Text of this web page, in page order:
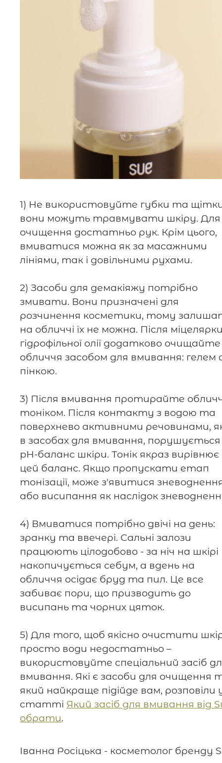
1) Не використовуйте губки та
вони можуть травмувати шкіру. Для
очищення достатньо рук. Крім цього,
вмиватися можна як за масажними
лініями, так і довільними рухами.
2) Засоби для демакіяжу потрібно
змивати. Вони призначені для
розчинення косметики, тому
на обличчі їх не можна. Після
гідрофільної олії додатково очищайте
обличчя засобом для вмивання: гелем
пінкою.
3) Після вмивання протирайте
тоніком. Після контакту з водою та
поверхнево активними речовинами,
в засобах для вмивання, порушується
pH-баланс шкіри. Тонік якраз вирівнює
цей баланс. Якщо пропускати етап
тонізації, може з'явитися
або висипання як наслідок
4) Вмиватися потрібно двічі на день:
зранку та ввечері. Сальні залози
працюють цілодобово - за ніч на шкірі
накопичується себум, а вдень на
обличчя осідає бруд та пил. Це все
забиває пори, що призводить до
висипань та чорних цяток.
5) Для того, щоб якісно очистити
просто води недостатньо –
використовуйте спеціальний засіб
вмивання. Які є засоби для очищення
який найкраще підійде вам, розповіли
статті Який засіб для вмивання від
обрати.
Іванна Росіцька - косметолог бренду